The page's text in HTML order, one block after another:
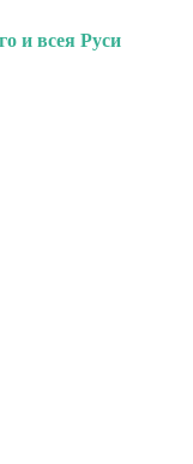
и всея Руси